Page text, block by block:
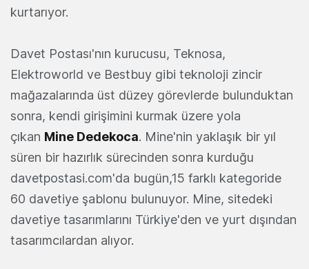
kurtarıyor.
Davet Postası'nın kurucusu, Teknosa,
Elektroworld ve Bestbuy gibi teknoloji zincir
mağazalarında üst düzey görevlerde bulunduktan
sonra, kendi girişimini kurmak üzere yola
çıkan Mine Dedekoca. Mine'nin yaklaşık bir yıl
süren bir hazırlık sürecinden sonra kurduğu
davetpostasi.com'da bugün,15 farklı kategoride
60 davetiye şablonu bulunuyor. Mine, sitedeki
davetiye tasarımlarını Türkiye'den ve yurt dışından
tasarımcılardan alıyor.